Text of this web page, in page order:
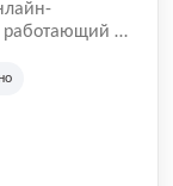
работающий по
и
у нас, вы